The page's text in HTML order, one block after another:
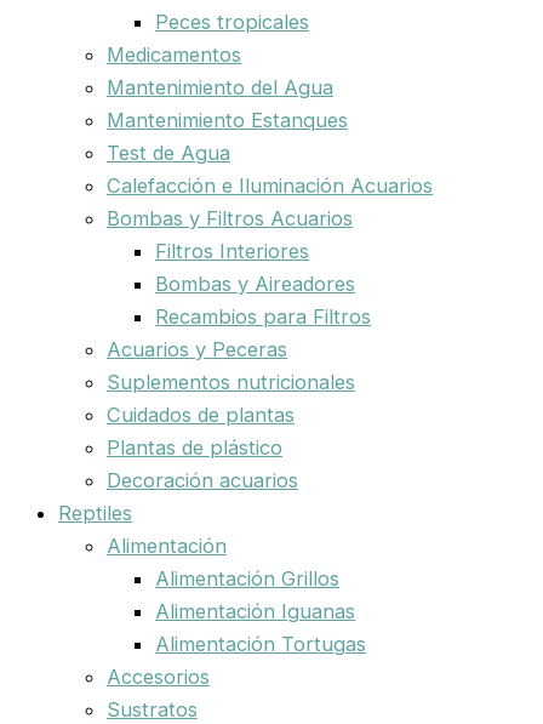
Peces tropicales
Medicamentos
Mantenimiento del Agua
Mantenimiento Estanques
Test de Agua
Calefacción e Iluminación Acuarios
Bombas y Filtros Acuarios
Filtros Interiores
Bombas y Aireadores
Recambios para Filtros
Acuarios y Peceras
Suplementos nutricionales
Cuidados de plantas
Plantas de plástico
Decoración acuarios
Reptiles
Alimentación
Alimentación Grillos
Alimentación Iguanas
Alimentación Tortugas
Accesorios
Sustratos